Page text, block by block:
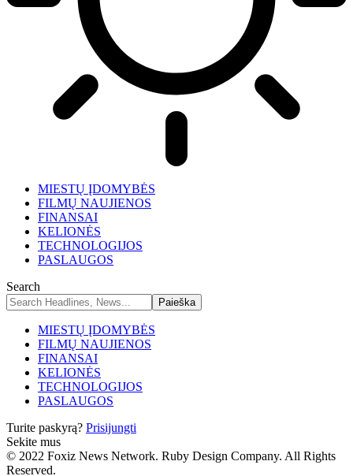
MIESTŲ ĮDOMYBĖS
FILMŲ NAUJIENOS
FINANSAI
KELIONĖS
TECHNOLOGIJOS
PASLAUGOS
Search
MIESTŲ ĮDOMYBĖS
FILMŲ NAUJIENOS
FINANSAI
KELIONĖS
TECHNOLOGIJOS
PASLAUGOS
Turite paskyrą? Prisijungti
Sekite mus
© 2022 Foxiz News Network. Ruby Design Company. All Rights
Reserved.